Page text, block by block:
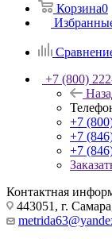
Корзина0
+7 (800)
+7
+7
+7
Контактная
443051, г.